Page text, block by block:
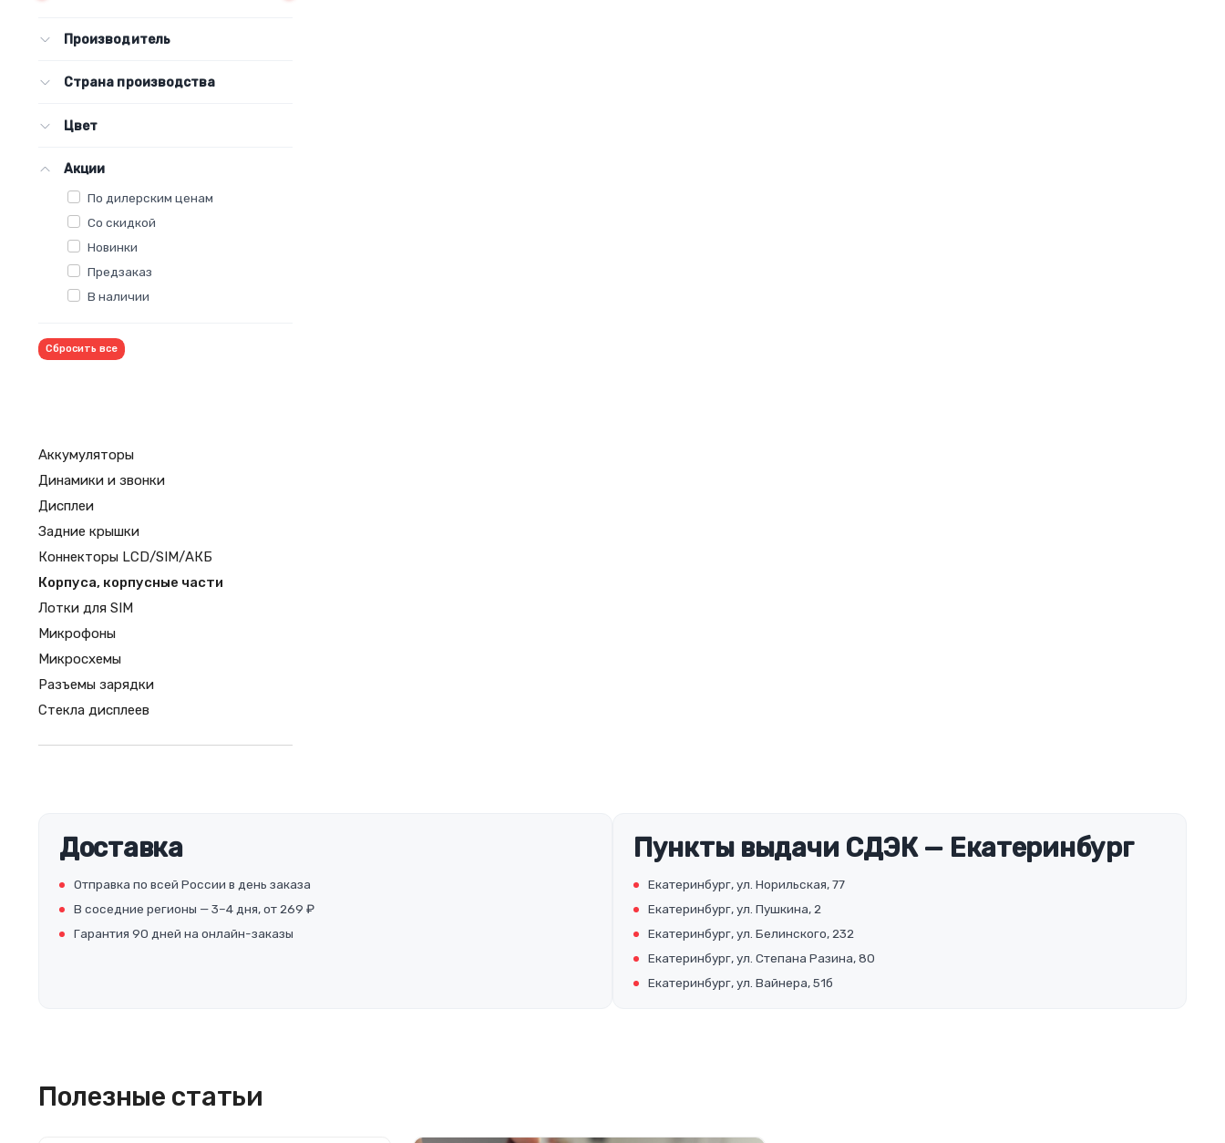
Производитель
Страна производства
Цвет
Акции
По дилерским ценам
Со скидкой
Новинки
Предзаказ
В наличии
Сбросить все
Аккумуляторы
Динамики и звонки
Дисплеи
Задние крышки
Коннекторы LCD/SIM/АКБ
Корпуса, корпусные части
Лотки для SIM
Микрофоны
Микросхемы
Разъемы зарядки
Стекла дисплеев
Доставка
Отправка по всей России в день заказа
В соседние регионы — 3–4 дня, от 269 ₽
Гарантия 90 дней на онлайн-заказы
Пункты выдачи СДЭК — Екатеринбург
Екатеринбург, ул. Норильская, 77
Екатеринбург, ул. Пушкина, 2
Екатеринбург, ул. Белинского, 232
Екатеринбург, ул. Степана Разина, 80
Екатеринбург, ул. Вайнера, 51б
Полезные статьи